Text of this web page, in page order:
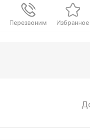
Перезвоним Избранное